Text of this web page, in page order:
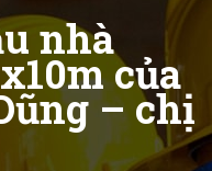
nhà
của
– chị